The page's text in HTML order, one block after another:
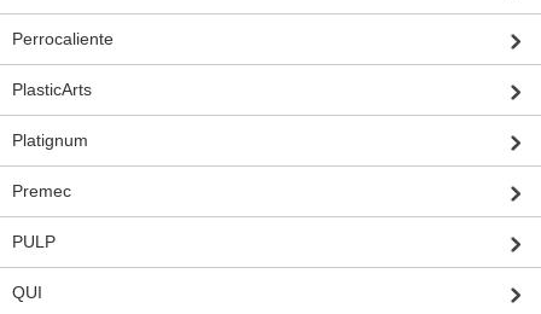
Perrocaliente
PlasticArts
Platignum
Premec
PULP
QUI